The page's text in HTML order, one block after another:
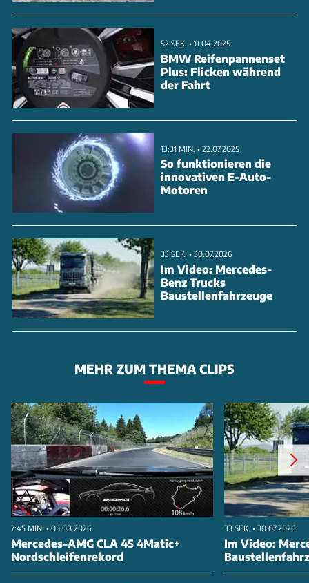
52 SEK. • 11.04.2025
BMW Reifenpannenset
Plus: Flicken während
der Fahrt
13:31 MIN. • 22.07.2025
So funktionieren die
innovativen E-Auto-
Motoren
33 SEK. • 30.07.2026
Im Video: Mercedes-
Benz Trucks
Baustellenfahrzeuge
MEHR ZUM THEMA CLIPS
7:45 MIN. • 05.08.2026
Mercedes-AMG CLA 45 4Matic+
Nordschleifenrekord
33 SEK. • 30.07.2026
Im Video: